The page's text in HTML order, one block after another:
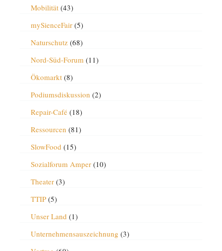
Mobilität(43)
mySienceFair(5)
Naturschutz(68)
Nord-Süd-Forum (11)
Ökomarkt(8)
Podiumsdiskussion (2)
Repair-Café(18)
Ressourcen (81)
SlowFood (15)
Sozialforum Amper(10)
Theater(3)
TTIP(5)
Unser Land (1)
Unternehmensauszeichnung (3)